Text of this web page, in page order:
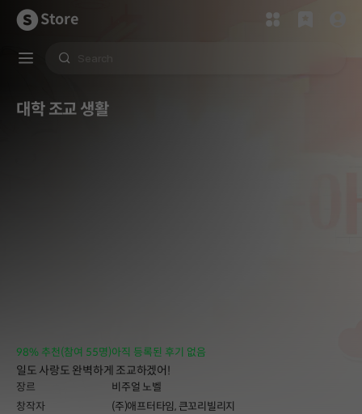
Store
대학 조교 생활
98% 추천(참여 55명)아직 등록된 후기 없음
일도 사랑도 완벽하게 조교하겠어!
장르
비주얼 노벨
창작자
(주)애프터타임, 큰꼬리빌리지